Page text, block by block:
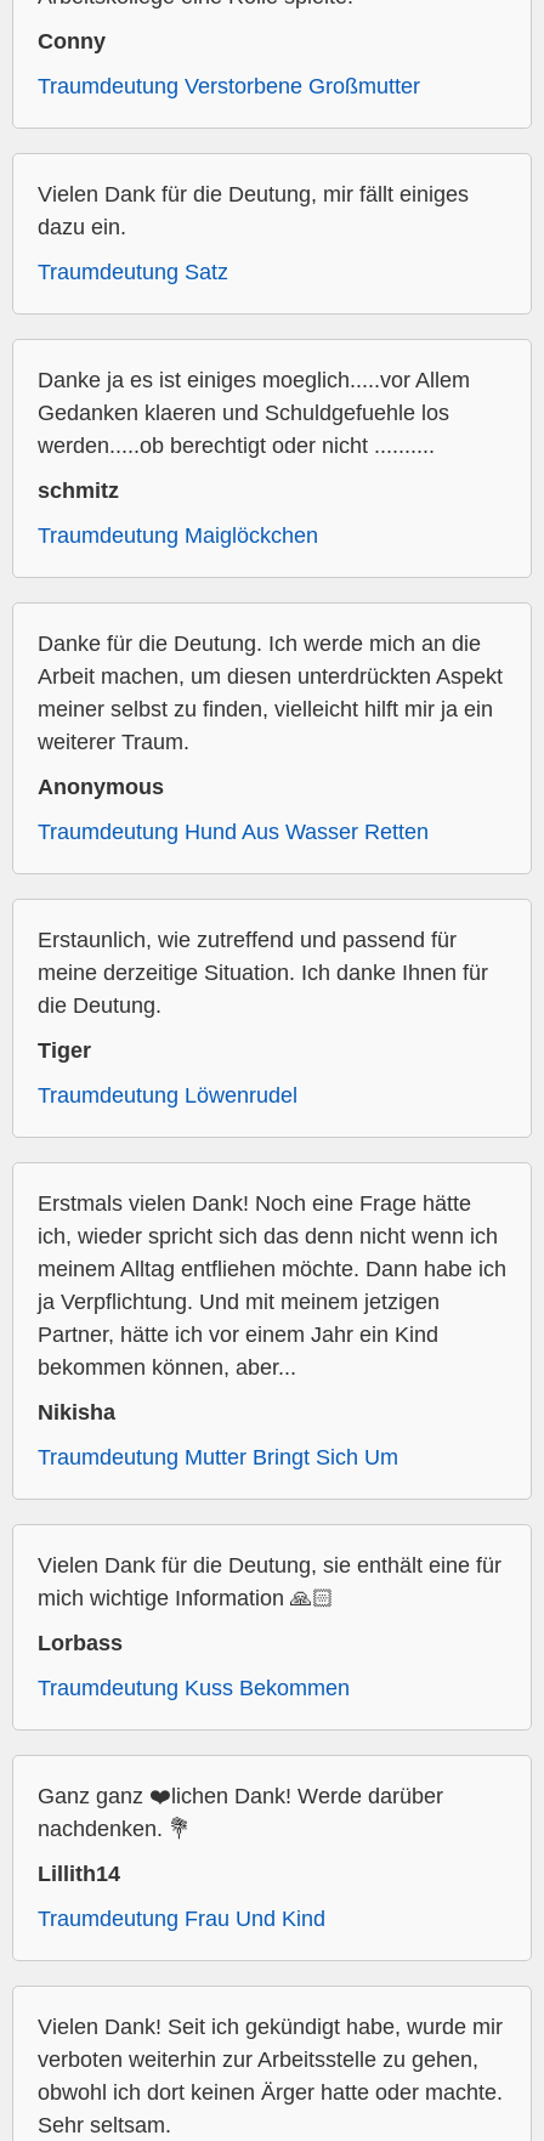
Conny
Traumdeutung Verstorbene Großmutter
Vielen Dank für die Deutung, mir fällt einiges
dazu ein.
Traumdeutung Satz
Danke ja es ist einiges moeglich.....vor Allem
Gedanken klaeren und Schuldgefuehle los
werden.....ob berechtigt oder nicht ..........
schmitz
Traumdeutung Maiglöckchen
Danke für die Deutung. Ich werde mich an die
Arbeit machen, um diesen unterdrückten Aspekt
meiner selbst zu finden, vielleicht hilft mir ja ein
weiterer Traum.
Anonymous
Traumdeutung Hund Aus Wasser Retten
Erstaunlich, wie zutreffend und passend für
meine derzeitige Situation. Ich danke Ihnen für
die Deutung.
Tiger
Traumdeutung Löwenrudel
Erstmals vielen Dank! Noch eine Frage hätte
ich, wieder spricht sich das denn nicht wenn ich
meinem Alltag entfliehen möchte. Dann habe ich
ja Verpflichtung. Und mit meinem jetzigen
Partner, hätte ich vor einem Jahr ein Kind
bekommen können, aber...
Nikisha
Traumdeutung Mutter Bringt Sich Um
Vielen Dank für die Deutung, sie enthält eine für
mich wichtige Information 🙏🏻
Lorbass
Traumdeutung Kuss Bekommen
Ganz ganz ❤️lichen Dank! Werde darüber
nachdenken. 💐
Lillith14
Traumdeutung Frau Und Kind
Vielen Dank! Seit ich gekündigt habe, wurde mir
verboten weiterhin zur Arbeitsstelle zu gehen,
obwohl ich dort keinen Ärger hatte oder machte.
Sehr seltsam.